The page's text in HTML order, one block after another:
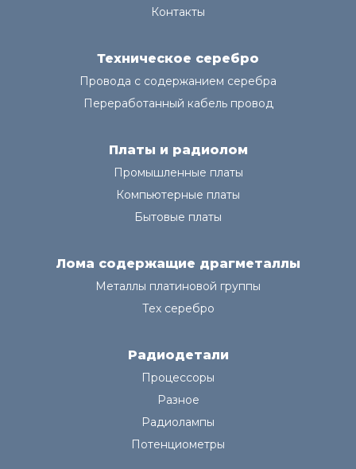
Контакты
Техническое серебро
Провода с содержанием серебра
Переработанный кабель провод
Платы и радиолом
Промышленные платы
Компьютерные платы
Бытовые платы
Лома содержащие драгметаллы
Металлы платиновой группы
Тех серебро
Радиодетали
Процессоры
Разное
Радиолампы
Потенциометры